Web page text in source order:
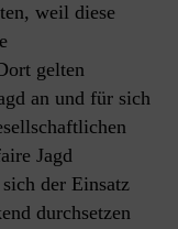
weil diese
gelten
an und für sich
Jagd
der Einsatz
durchsetzen